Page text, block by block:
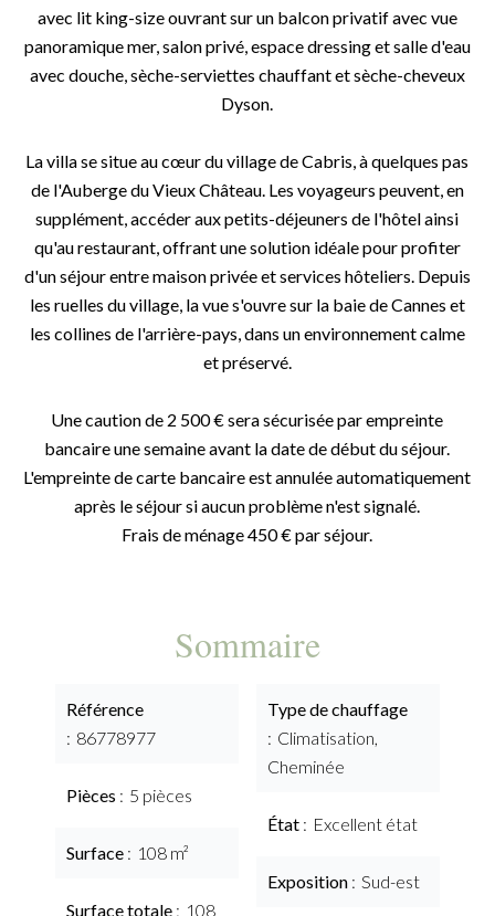
avec lit king-size ouvrant sur un balcon privatif avec vue
panoramique mer, salon privé, espace dressing et salle d'eau
avec douche, sèche-serviettes chauffant et sèche-cheveux
Dyson.
La villa se situe au cœur du village de Cabris, à quelques pas
de l'Auberge du Vieux Château. Les voyageurs peuvent, en
supplément, accéder aux petits-déjeuners de l'hôtel ainsi
qu'au restaurant, offrant une solution idéale pour profiter
d'un séjour entre maison privée et services hôteliers. Depuis
les ruelles du village, la vue s'ouvre sur la baie de Cannes et
les collines de l'arrière-pays, dans un environnement calme
et préservé.
Une caution de 2 500 € sera sécurisée par empreinte
bancaire une semaine avant la date de début du séjour.
L'empreinte de carte bancaire est annulée automatiquement
après le séjour si aucun problème n'est signalé.
Frais de ménage 450 € par séjour.
Sommaire
Référence
86778977
Pièces 5 pièces
Surface 108 m²
Surface totale 108
Type de chauffage
Climatisation,
Cheminée
État Excellent état
Exposition Sud-est